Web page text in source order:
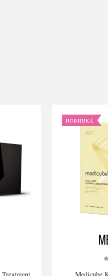
НОВИНКА